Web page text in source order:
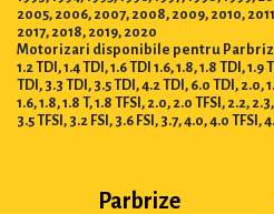
2005, 2006, 2007, 2008, 2009, 2010,
2017, 2018, 2019, 2020
Motorizari disponibile pentru Parbriz
1.2 TDI, 1.4 TDI, 1.6 TDI 1.6, 1.8, 1.8 TDI,
TDI, 3.3 TDI, 3.5 TDI, 4.2 TDI, 6.0 TDI, 2.0,
1.6, 1.8, 1.8 T, 1.8 TFSI, 2.0, 2.0 TFSI, 2.2,
3.5 TFSI, 3.2 FSI, 3.6 FSI, 3.7, 4.0, 4.0 TFSI,
Parbrize